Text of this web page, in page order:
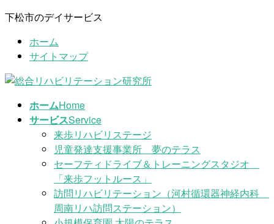
コ
ツ
ナ
シ
下松市のデイサービス
ホーム
サイトマップ
ホームHome
サービスService
来歩リハビリステージ
児童発達支援事業所 夢のテラス
セーフティドライブ＆トレーニングスタジオ
「来歩フットルース」
訪問リハビリテーション（河村循環器神経内科
周南リハ訪問ステーション）